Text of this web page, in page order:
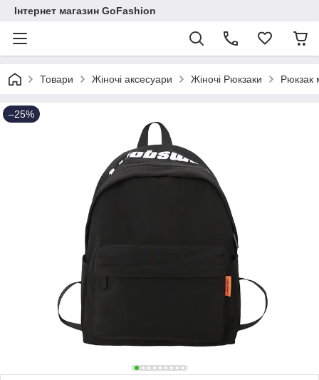
Інтернет магазин GoFashion
Товари Жіночі аксесуари Жіночі Рюкзаки Рюкзак
–25%